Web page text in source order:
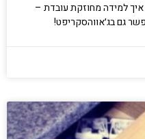
למידה מחוזקת עובדת –
גם בג׳אווהסקריפט!